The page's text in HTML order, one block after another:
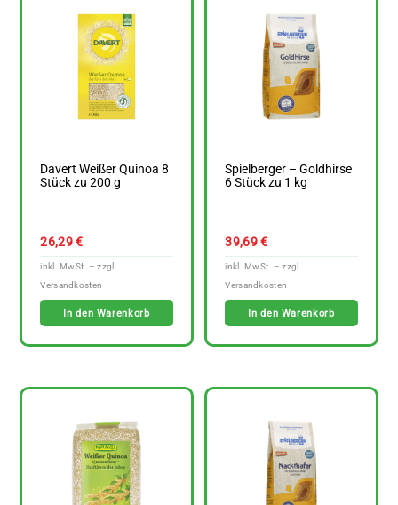
Davert Weißer Quinoa 8
Stück zu 200 g
26,29€
In den Warenkorb
Spielberger – Goldhirse
6 Stück zu 1 kg
39,69€
In den Warenkorb